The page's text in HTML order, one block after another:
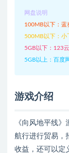
网盘说明
100MB以下：蓝
500MB以下：小
5GB以下：123
5GB以上：百度
游戏介绍
《向风地平线
航行进行贸易，
收益，还可以定